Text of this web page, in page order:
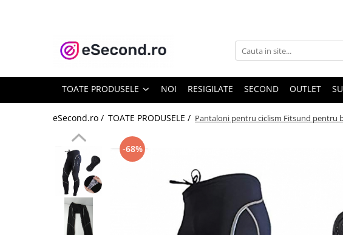
TOATE PRODUSELE
Accesorii Auto
Covorase auto
Echipamente pentru Atelier
Electronice Auto
Intretinere & Cosmetica auto
Reparatii si echipamente auto
Trotinete electrice
Casa, Gradina & Bricolaj
TOATE PRODUSELE NOI RESIGILATE SECOND OUTLET
eSecond.ro / TOATE PRODUSELE / Pantaloni pentru ciclism Fitsund pentru
-68%